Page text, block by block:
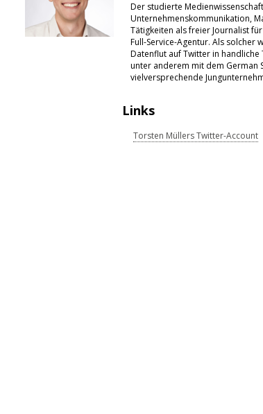
Der studierte
Unternehmenskommunikation,
Tätigkeiten als freier Journalist
Full-Service-Agentur. Als
Datenflut auf Twitter in
unter anderem mit dem German
vielversprechende
Links
Torsten Müllers Twitter-Account